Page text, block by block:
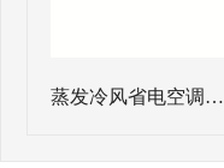
蒸发冷风省电空调…